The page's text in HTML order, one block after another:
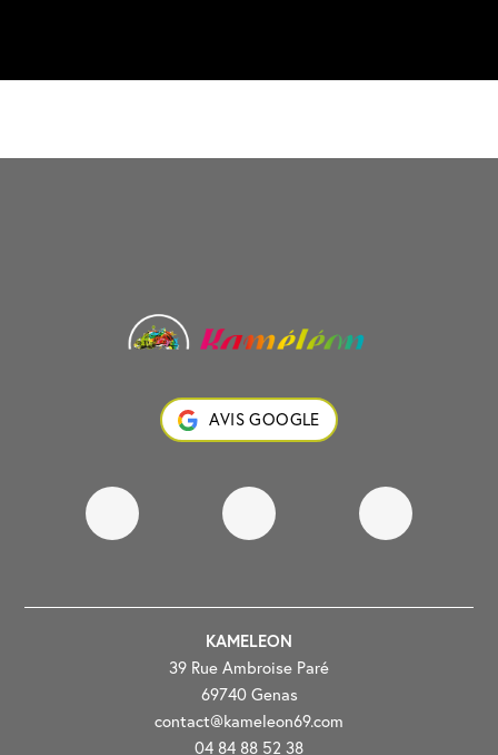
AVIS GOOGLE
KAMELEON
39 Rue Ambroise Paré
69740 Genas
contact@kameleon69.com
04 84 88 52 38